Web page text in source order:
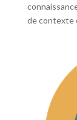
de contexte